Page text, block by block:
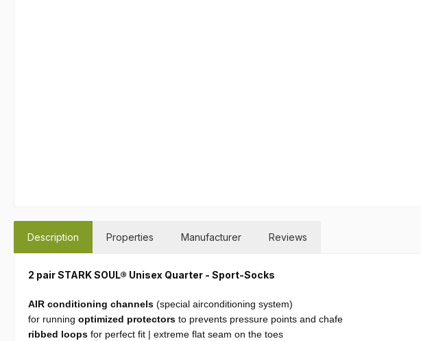
Description Properties Manufacturer Reviews
2 pair STARK SOUL® Unisex Quarter - Sport-Socks
AIR conditioning channels (special airconditioning system)
for running optimized protectors to prevents pressure points and chafe
ribbed loops for perfect fit | extreme flat seam on the toes